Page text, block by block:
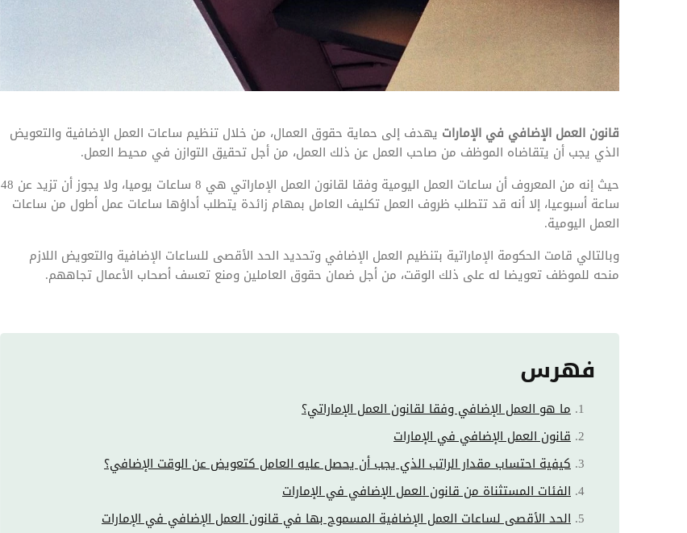
قانون العمل الإضافي في الإمارات يهدف إلى حماية حقوق العمال، من خلال تنظيم ساعات العمل الإضافية والتعويض
الذي يجب أن يتقاضاه الموظف من صاحب العمل عن ذلك العمل، من أجل تحقيق التوازن في محيط العمل.
حيث إنه من المعروف أن ساعات العمل اليومية وفقا لقانون العمل الإماراتي هي 8 ساعات يوميا، ولا يجوز أن تزيد عن 48
ساعة أسبوعيا، إلا أنه قد تتطلب ظروف العمل تكليف العامل بمهام زائدة يتطلب أداؤها ساعات عمل أطول من ساعات
العمل اليومية.
وبالتالي قامت الحكومة الإماراتية بتنظيم العمل الإضافي وتحديد الحد الأقصى للساعات الإضافية والتعويض اللازم
منحه للموظف تعويضا له على ذلك الوقت، من أجل ضمان حقوق العاملين ومنع تعسف أصحاب الأعمال تجاههم.
فهرس
ما هو العمل الإضافي وفقا لقانون العمل الإماراتي؟
قانون العمل الإضافي في الإمارات
كيفية احتساب مقدار الراتب الذي يجب أن يحصل عليه العامل كتعويض عن الوقت الإضافي؟
الفئات المستثناة من قانون العمل الإضافي في الإمارات
الحد الأقصى لساعات العمل الإضافية المسموح بها في قانون العمل الإضافي في الإمارات
قم بتتبع طلبات استرداد تكاليف الرعاية